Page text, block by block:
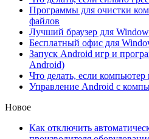
Программы для очистки
файлов
Лучший браузер для
Бесплатный офис для
Запуск Android игр и
Android)
Что делать, если
Управление Android с
Новое
Как отключить